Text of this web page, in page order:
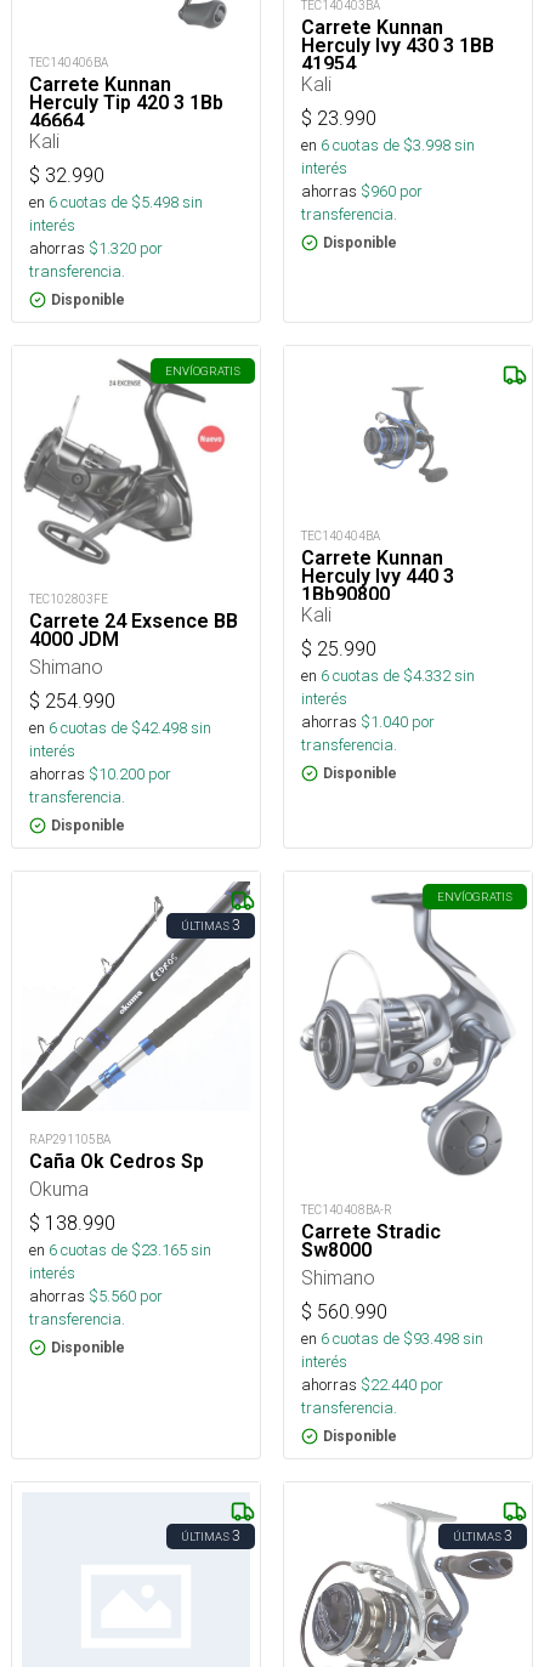
TEC140406BA
Carrete Kunnan
Herculy Tip 420 3 1Bb
46664_
Kali
$ 32.990
en 6cuotas de $5.498sin
interés
ahorras $1.320 por
transferencia.
Disponible
TEC140403BA
Carrete Kunnan
Herculy Ivy 430 3 1BB
41954_
Kali
$ 23.990
en 6cuotas de $3.998sin
interés
ahorras $960 por
transferencia.
Disponible
ENVÍOGRATIS
TEC102803FE
Carrete 24 Exsence BB
4000 JDM
Shimano
$ 254.990
en 6cuotas de $42.498sin
interés
ahorras $10.200 por
transferencia.
Disponible
TEC140404BA
Carrete Kunnan
Herculy Ivy 440 3
1Bb90800
Kali
$ 25.990
en 6cuotas de $4.332sin
interés
ahorras $1.040 por
transferencia.
Disponible
ÚLTIMAS3
RAP291105BA
Caña Ok Cedros Sp
Okuma
$ 138.990
en 6cuotas de $23.165sin
interés
ahorras $5.560 por
transferencia.
Disponible
ENVÍOGRATIS
TEC140408BA-R
Carrete Stradic
Sw8000
Shimano
$ 560.990
en 6cuotas de $93.498sin
interés
ahorras $22.440 por
transferencia.
Disponible
ÚLTIMAS3 ÚLTIMAS3